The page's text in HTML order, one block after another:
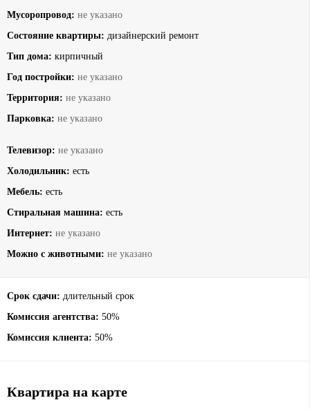
Мусоропровод: не указано
Состояние квартиры: дизайнерский ремонт
Тип дома: кирпичный
Год постройки: не указано
Территория: не указано
Парковка: не указано
Телевизор: не указано
Холодильник: есть
Мебель: есть
Стиральная машина: есть
Интернет: не указано
Можно с животными: не указано
Срок сдачи: длительный срок
Комиссия агентства: 50%
Комиссия клиента: 50%
Квартира на карте